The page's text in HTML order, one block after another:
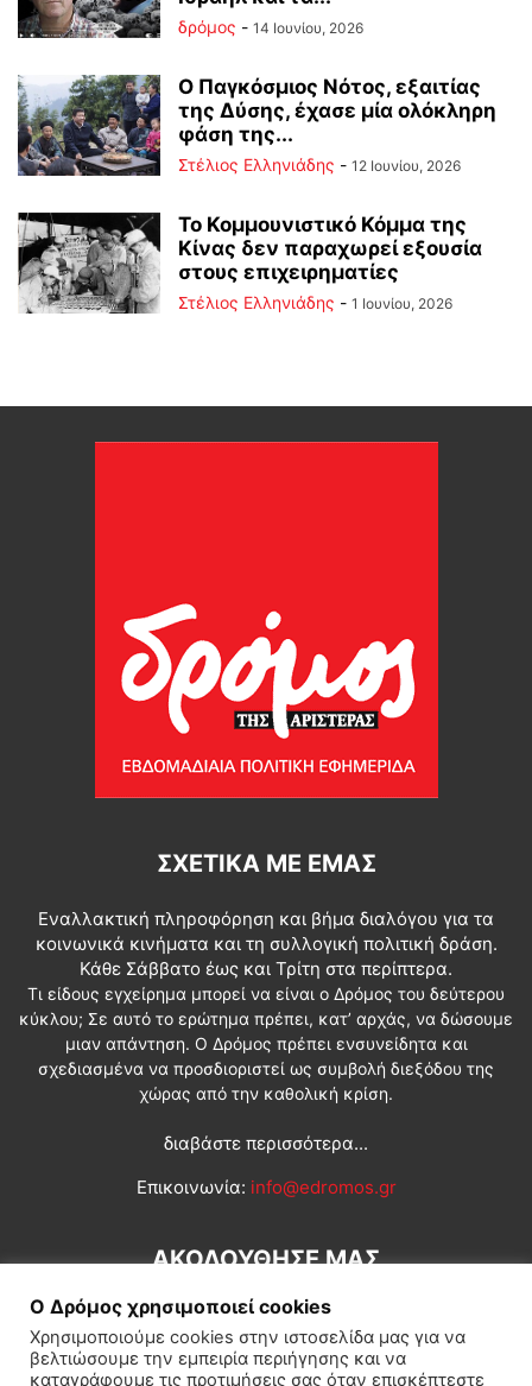
δρόμος - 14 Ιουνίου, 2026
Ο Παγκόσμιος Νότος, εξαιτίας
της Δύσης, έχασε μία ολόκληρη
φάση της...
Στέλιος Ελληνιάδης - 12 Ιουνίου, 2026
Το Κομμουνιστικό Κόμμα της
Κίνας δεν παραχωρεί εξουσία
στους επιχειρηματίες
Στέλιος Ελληνιάδης - 1 Ιουνίου, 2026
ΣΧΕΤΙΚΆ ΜΕ ΕΜΆΣ
Εναλλακτική πληροφόρηση και βήμα διαλόγου για τα
κοινωνικά κινήματα και τη συλλογική πολιτική δράση.
Κάθε Σάββατο έως και Τρίτη στα περίπτερα.
Τι είδους εγχείρημα μπορεί να είναι ο Δρόμος του δεύτερου
κύκλου; Σε αυτό το ερώτημα πρέπει, κατ’ αρχάς, να δώσουμε
μιαν απάντηση. Ο Δρόμος πρέπει ενσυνείδητα και
σχεδιασμένα να προσδιοριστεί ως συμβολή διεξόδου της
χώρας από την καθολική κρίση.
διαβάστε περισσότερα...
Επικοινωνία: info@edromos.gr
ΑΚΟΛΟΥΘΗΣΕ ΜΑΣ
Ο Δρόμος χρησιμοποιεί cookies
Χρησιμοποιούμε cookies στην ιστοσελίδα μας για να
βελτιώσουμε την εμπειρία περιήγησης και να
καταγράφουμε τις προτιμήσεις σας όταν επισκέπτεστε